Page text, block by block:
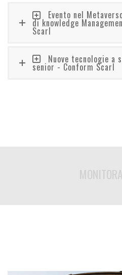
Evento nel
di knowledge
Scarl
Nuove tecnologie a
senior - Conform Scarl